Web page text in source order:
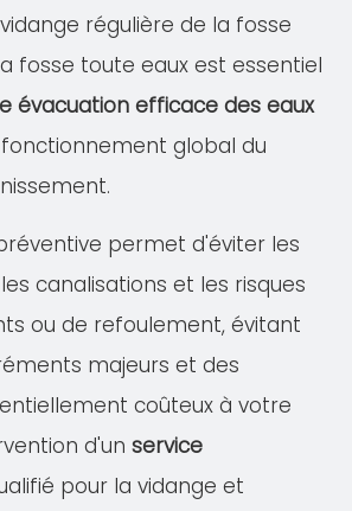
régulière de la fosse
fosse toute eaux est essentiel
évacuation efficace des eaux
global du
permet d'éviter les
canalisations et les risques
ou de refoulement, évitant
majeurs et des
coûteux à votre
d'un service
pour la vidange et